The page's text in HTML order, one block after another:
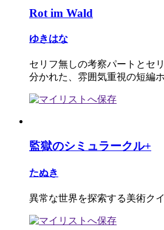
Rot im Wald
ゆきはな
セリフ無しの考察パートとセ
分かれた、雰囲気重視の短編
監獄のシミュラークル+
たぬき
異常な世界を探索する美術ク